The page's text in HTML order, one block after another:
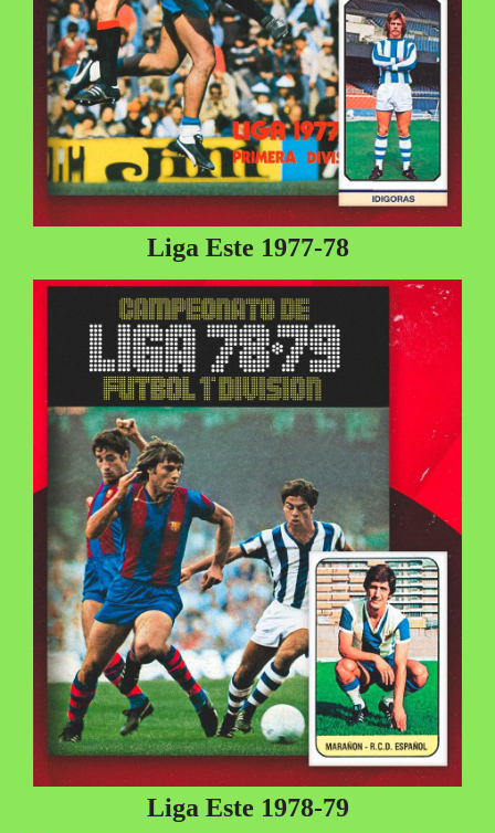
Liga Este 1977-78
Liga Este 1978-79